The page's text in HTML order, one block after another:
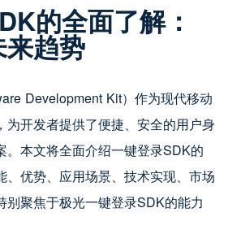
的全面了解：
趋势
Development Kit）作为现代移动
为开发者提供了便捷、安全的用户身
。本文将全面介绍一键登录SDK的
、优势、应用场景、技术实现、市场
别聚焦于极光一键登录SDK的能力